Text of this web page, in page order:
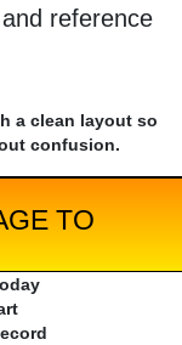
reference
a clean layout so
confusion.
TO